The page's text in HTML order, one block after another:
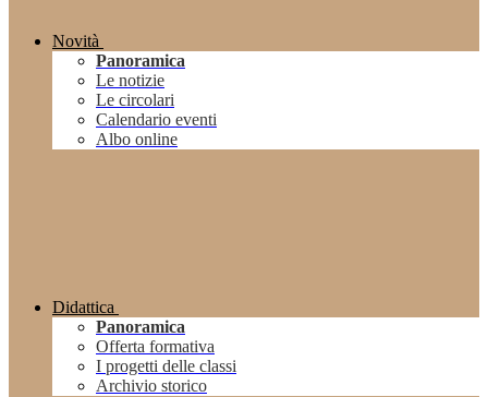
Novità
Panoramica
Le notizie
Le circolari
Calendario eventi
Albo online
Didattica
Panoramica
Offerta formativa
I progetti delle classi
Archivio storico